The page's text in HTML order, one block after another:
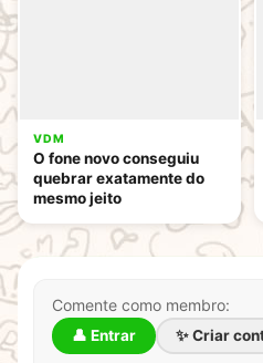
VDM
O fone novo conseguiu
quebrar exatamente do
mesmo jeito
Comente como membro:
👤 Entrar ✨ Criar